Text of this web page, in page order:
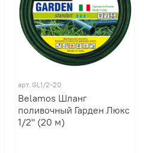
арт. GL1/2-20
Belamos Шланг
поливочный Гарден Люкс
1/2" (20 м)